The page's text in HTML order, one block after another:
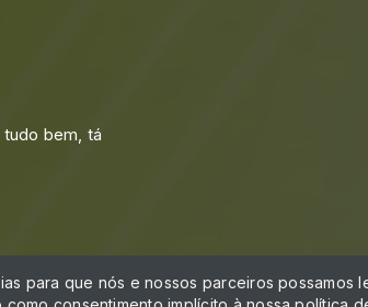
tudo bem, tá
para que nós e nossos parceiros